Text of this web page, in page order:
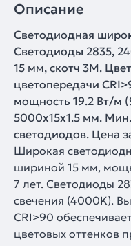
Описание
Светодиодная
Светодиоды 2835,
15 мм, скотч 3M.
цветопередачи
мощность 19.2 Вт/м
5000x15x1.5 мм.
светодиодов. Цена
Широкая
шириной 15 мм,
7 лет. Светодиоды
свечения (4000K).
CRI>90
цветовых оттенков